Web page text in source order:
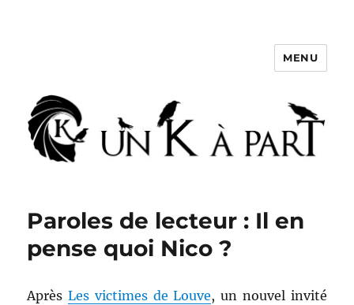
MENU
Paroles de lecteur : Il en
pense quoi Nico ?
AprèsLes victimes de Louve, un nouvel invité